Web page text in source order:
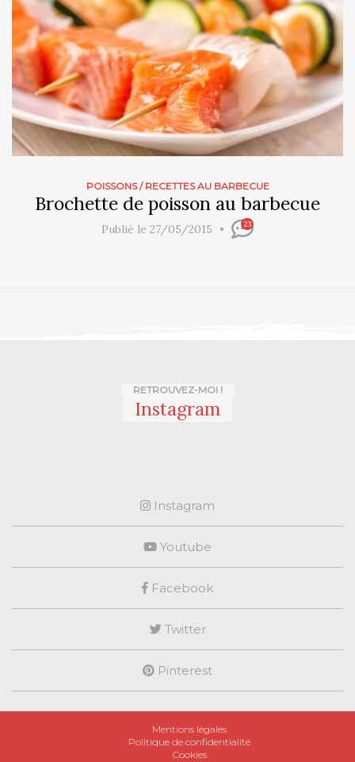
POISSONS/ RECETTES AU BARBECUE
Brochette de poisson au barbecue
Publié le 27/05/2015 23
RETROUVEZ-MOI !
Instagram
Instagram
Youtube
Facebook
Twitter
Pinterest
Mentions légales
Politique de confidentialité
Cookies